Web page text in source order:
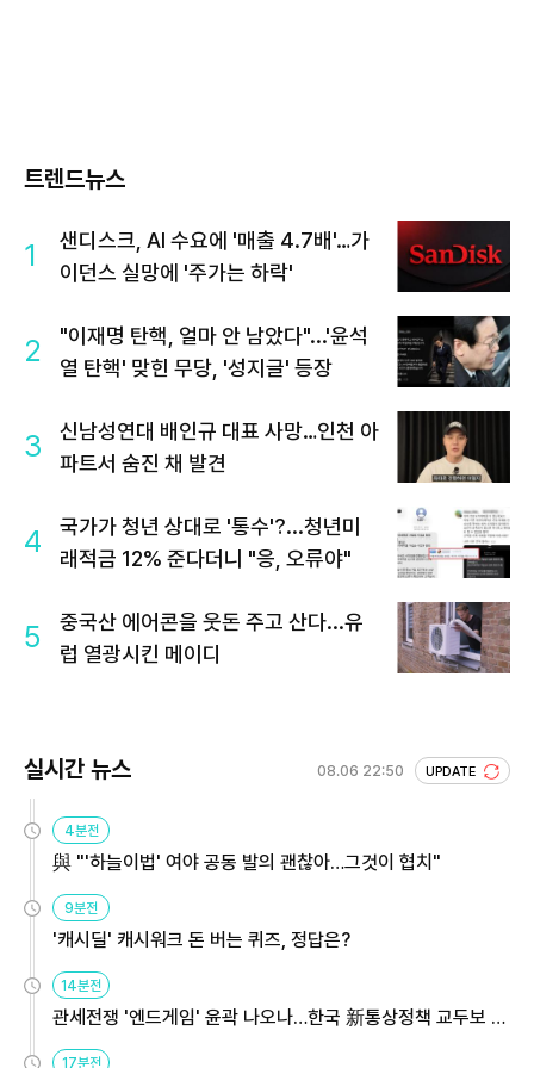
트렌드뉴스
1
샌디스크, AI 수요에 '매출 4.7배'…가
이던스 실망에 '주가는 하락'
2
"이재명 탄핵, 얼마 안 남았다"...'윤석
열 탄핵' 맞힌 무당, '성지글' 등장
3
신남성연대 배인규 대표 사망…인천 아
파트서 숨진 채 발견
4
국가가 청년 상대로 '통수'?...청년미
래적금 12% 준다더니 "응, 오류야"
5
중국산 에어콘을 웃돈 주고 산다...유
럽 열광시킨 메이디
실시간 뉴스 08.06 22:50 UPDATE
4분전
與 "'하늘이법' 여야 공동 발의 괜찮아…그것이 협치"
9분전
'캐시딜' 캐시워크 돈 버는 퀴즈, 정답은?
14분전
관세전쟁 '엔드게임' 윤곽 나오나…한국 新통상정책 교두보 활
17분전